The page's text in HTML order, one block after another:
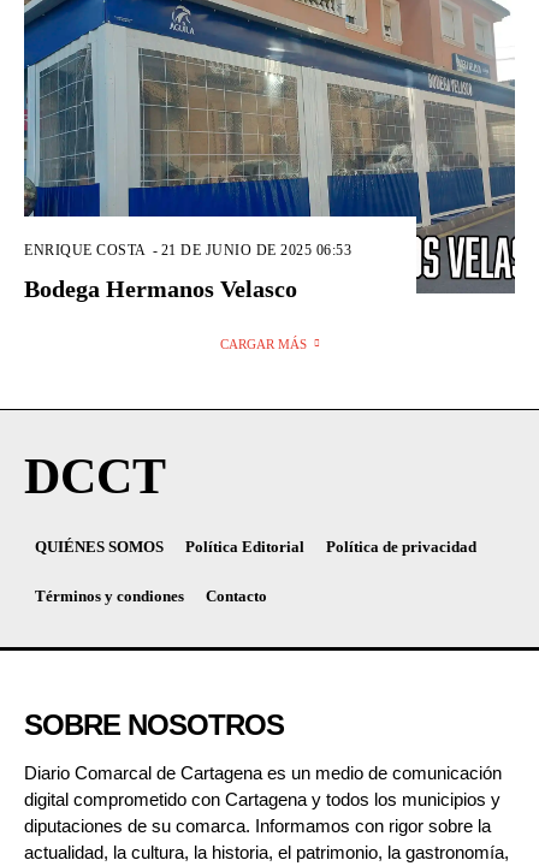
ENRIQUE COSTA - 21 DE JUNIO DE 2025 06:53
Bodega Hermanos Velasco
CARGAR MÁS
DCCT
QUIÉNES SOMOS Política Editorial Política de privacidad
Términos y condiones Contacto
SOBRE NOSOTROS
Diario Comarcal de Cartagena es un medio de comunicación
digital comprometido con Cartagena y todos los municipios y
diputaciones de su comarca. Informamos con rigor sobre la
actualidad, la cultura, la historia, el patrimonio, la gastronomía,